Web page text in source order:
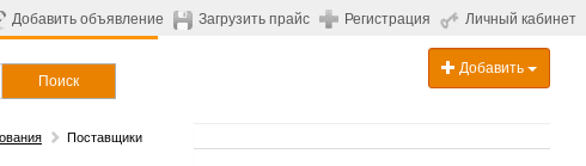
Добавить объявление Загрузить прайс Регистрация Личный кабинет
Поиск
Добавить
Поставщики